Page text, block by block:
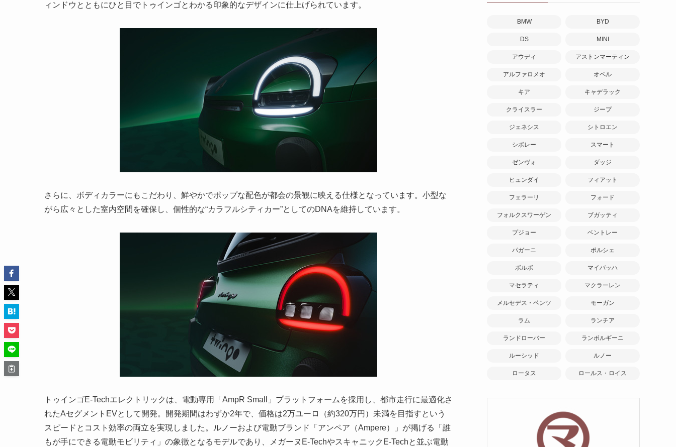
ィンドウとともにひと目でトゥインゴとわかる印象的なデザインに仕上げられています。
さらに、ボディカラーにもこだわり、鮮やかでポップな配色が都会の景観に映える仕様となっています。小型な
がら広々とした室内空間を確保し、個性的な“カラフルシティカー”としてのDNAを維持しています。
トゥインゴE-Techエレクトリックは、電動専用「AmpR Small」プラットフォームを採用し、都市走行に最適化さ
れたAセグメントEVとして開発。開発期間はわずか2年で、価格は2万ユーロ（約320万円）未満を目指すという
スピードとコスト効率の両立を実現しました。ルノーおよび電動ブランド「アンペア（Ampere）」が掲げる「誰
もが手にできる電動モビリティ」の象徴となるモデルであり、メガーヌE-TechやスキャニックE-Techと並ぶ電動
BMW BYD
DS MINI
アウディ アストンマーティン
アルファロメオ オペル
キア キャデラック
クライスラー ジープ
ジェネシス シトロエン
シボレー スマート
ゼンヴォ ダッジ
ヒュンダイ フィアット
フェラーリ フォード
フォルクスワーゲン ブガッティ
プジョー ベントレー
パガーニ ポルシェ
ボルボ マイバッハ
マセラティ マクラーレン
メルセデス・ベンツ モーガン
ラム ランチア
ランドローバー ランボルギーニ
ルーシッド ルノー
ロータス ロールス・ロイス